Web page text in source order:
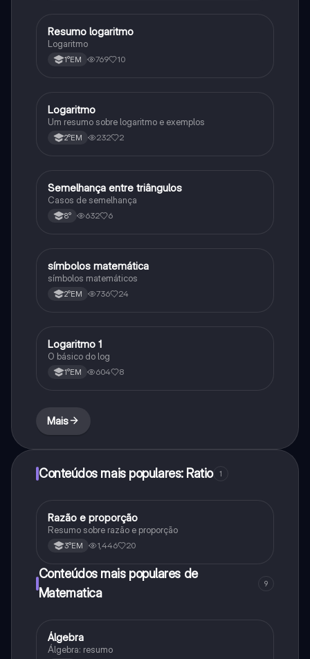
Matematica
Resumo logaritmo
Logaritmo
1°EM 769 10
Matematica
Logaritmo
Um resumo sobre logaritmo e exemplos
2°EM 232 2
Matematica
Semelhança entre triângulos
Casos de semelhança
8° 632 6
Matematica
símbolos matemática
símbolos matemáticos
2°EM 736 24
Matematica
Logaritmo 1
O básico do log
1°EM 604 8
Mais
Conteúdos mais populares: Ratio 1
Matematica
Razão e proporção
Resumo sobre razão e proporção
3°EM 1,446 20
Conteúdos mais populares de
Matematica
9
Matematica
Álgebra
Álgebra: resumo